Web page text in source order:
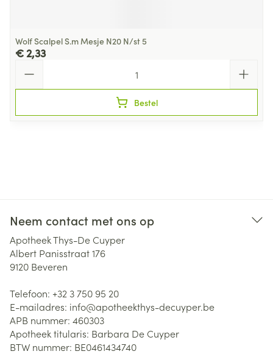
Wolf Scalpel S.m Mesje N20 N/st 5
€ 2,33
Bestel
Neem contact met ons op
Apotheek Thys-De Cuyper
Albert Panisstraat 176
9120 Beveren
Telefoon: +32 3 750 95 20
E-mailadres: info@apotheekthys-decuyper.be
APB nummer: 460303
Apotheek titularis: Barbara De Cuyper
BTW nummer: BE0461434740